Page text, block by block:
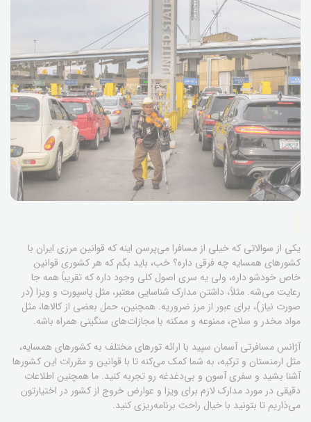
یکی از سوالاتی که خیلی از مسافرا می‌پرسن اینه که قوانین مرزی ایران با
کشورهای همسایه چه فرقی داره؟ خب، باید بگم که هر کشوری قوانین
خاص خودشو داره، ولی یه سری اصول کلی وجود داره که تقریباً همه جا
رعایت می‌شه. مثلاً، داشتن مدارک شناسایی معتبر، مثل پاسپورت و ویزا (در
صورت نیاز)، برای عبور از مرز ضروریه. همچنین، حمل بعضی از کالاها، مثل
مواد مخدر و سلاح، ممنوعه و ممکنه با مجازات‌های سنگینی همراه باشه.
آژانس مسافرتی آسمان سپید با ارائه تورهای مختلف به کشورهای همسایه،
مثل ارمنستان و ترکیه، به شما کمک می‌کنه تا با قوانین و مقررات این کشورها
آشنا بشید و سفری آسون و بی‌دغدغه رو تجربه کنید. ما همچنین اطلاعات
دقیقی در مورد مدارک لازم برای ویزا و عوارض خروج از کشور در اختیارتون
می‌ذاریم تا بتونید با خیال راحت برنامه‌ریزی کنید.